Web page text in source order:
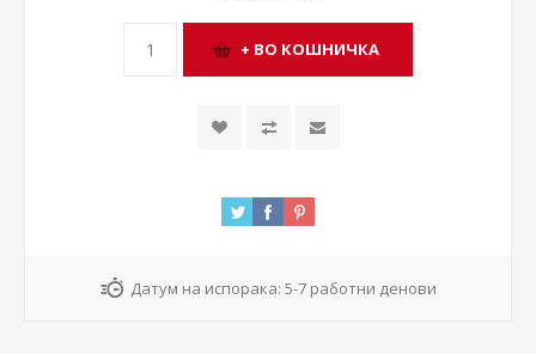
Датум на испорака: 5-7 работни денови